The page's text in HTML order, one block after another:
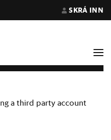
SKRÁ INN
a third party account